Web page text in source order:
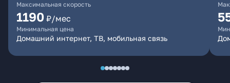
Максимальная скорость
1190 ₽/мес
Минимальная цена
Домашний интернет, ТВ, мобильная связь